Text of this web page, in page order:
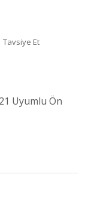
Tavsiye Et
Uyumlu Ön